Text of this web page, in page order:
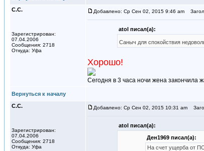
С.С.
Зарегистрирован:
07.04.2006
Сообщения: 2718
Откуда: Уфа
Добавлено: Ср Сен 02, 2015 9:46 am
atol писал(а):
Саныч для спокойствия
Хорошо!
Сегодня в 3 часа ночи жена закончила
Вернуться к началу
С.С.
Зарегистрирован:
07.04.2006
Сообщения: 2718
Откуда: Уфа
Добавлено: Ср Сен 02, 2015 10:31 am
atol писал(а):
Ден1969 писал(а):
На счет ущерба от